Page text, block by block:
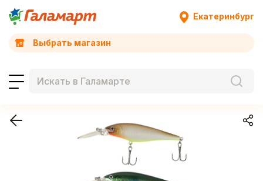
Екатеринбург
Выбрать магазин